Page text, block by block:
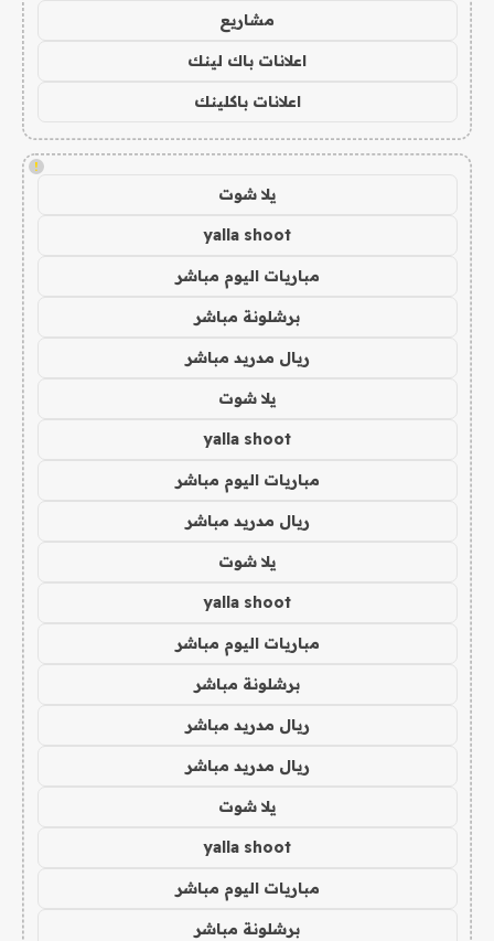
مشاريع
اعلانات باك لينك
اعلانات باكلينك
!
يلا شوت
yalla shoot
مباريات اليوم مباشر
برشلونة مباشر
ريال مدريد مباشر
يلا شوت
yalla shoot
مباريات اليوم مباشر
ريال مدريد مباشر
يلا شوت
yalla shoot
مباريات اليوم مباشر
برشلونة مباشر
ريال مدريد مباشر
ريال مدريد مباشر
يلا شوت
yalla shoot
مباريات اليوم مباشر
برشلونة مباشر